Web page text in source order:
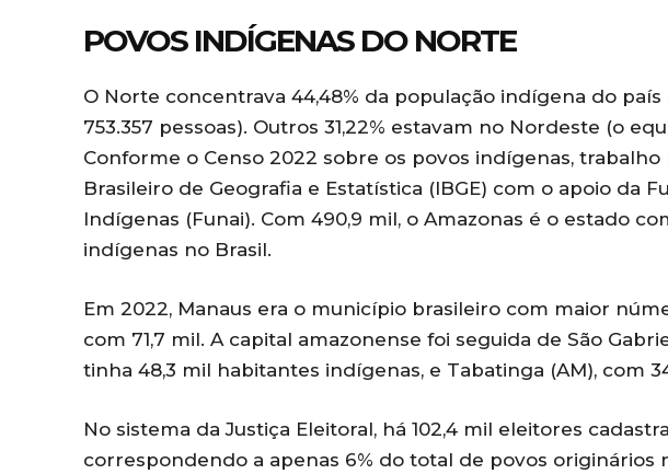
POVOS INDÍGENAS DO NORTE
O Norte concentrava 44,48% da população indígena do
753.357 pessoas). Outros 31,22% estavam no Nordeste (o
Conforme o Censo 2022 sobre os povos indígenas,
Brasileiro de Geografia e Estatística (IBGE) com o apoio da
Indígenas (Funai). Com 490,9 mil, o Amazonas é o estado
indígenas no Brasil.
Em 2022, Manaus era o município brasileiro com maior
com 71,7 mil. A capital amazonense foi seguida de São
tinha 48,3 mil habitantes indígenas, e Tabatinga (AM), com
No sistema da Justiça Eleitoral, há 102,4 mil eleitores
correspondendo a apenas 6% do total de povos originários